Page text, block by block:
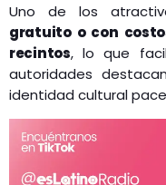
Uno de los
gratuito o con
recintos, lo que
autoridades
identidad cultural